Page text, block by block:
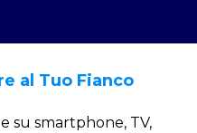
al Tuo Fianco
su smartphone, TV,